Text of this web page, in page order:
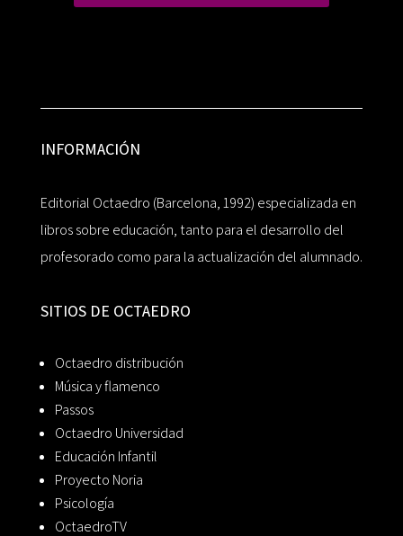
INFORMACIÓN
Editorial Octaedro (Barcelona, 1992) especializada en
libros sobre educación, tanto para el desarrollo del
profesorado como para la actualización del alumnado.
SITIOS DE OCTAEDRO
Octaedro distribución
Música y flamenco
Passos
Octaedro Universidad
Educación Infantil
Proyecto Noria
Psicología
OctaedroTV